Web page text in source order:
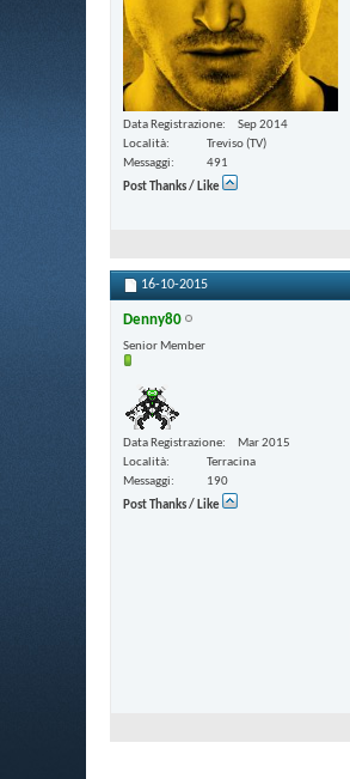
Data Registrazione
Sep 2014
Località
Treviso (TV)
Messaggi
491
Post Thanks / Like
16-10-2015
Denny80
Senior Member
Data Registrazione
Mar 2015
Località
Terracina
Messaggi
190
Post Thanks / Like